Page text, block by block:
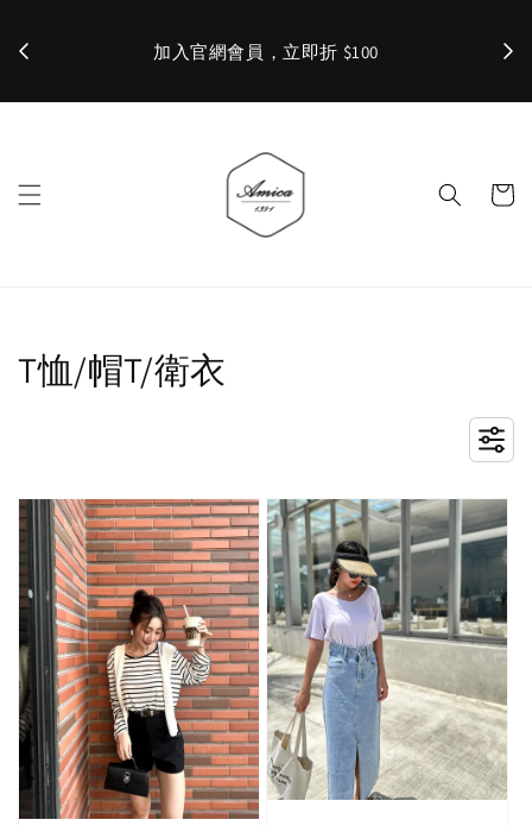
加入官網會員，立即折 $100 ✨
T恤/帽T/衛衣